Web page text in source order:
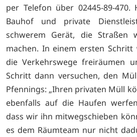
per Telefon über 02445-89-470.
Bauhof und private
schwerem Gerät, die Straßen
machen. In einem ersten
die Verkehrswege freiräumen
Schritt dann versuchen, den
Pfennings: „Ihren privaten Müll
ebenfalls auf die Haufen
dass wir ihn mitwegschieben
es dem Räumteam nur nicht